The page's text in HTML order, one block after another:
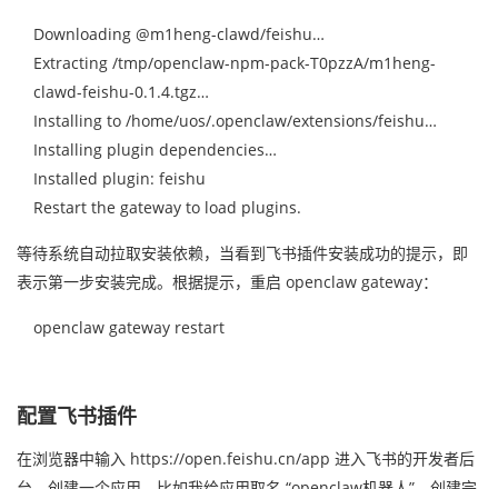
Downloading @m1heng-clawd/feishu…
Extracting /tmp/openclaw-npm-pack-T0pzzA/m1heng-
clawd-feishu-0.1.4.tgz…
Installing to /home/uos/.openclaw/extensions/feishu…
Installing plugin dependencies…
Installed plugin: feishu
Restart the gateway to load plugins.
等待系统自动拉取安装依赖，当看到飞书插件安装成功的提示，即
表示第一步安装完成。根据提示，重启 openclaw gateway：
openclaw gateway restart
配置飞书插件
在浏览器中输入 https://open.feishu.cn/app 进入飞书的开发者后